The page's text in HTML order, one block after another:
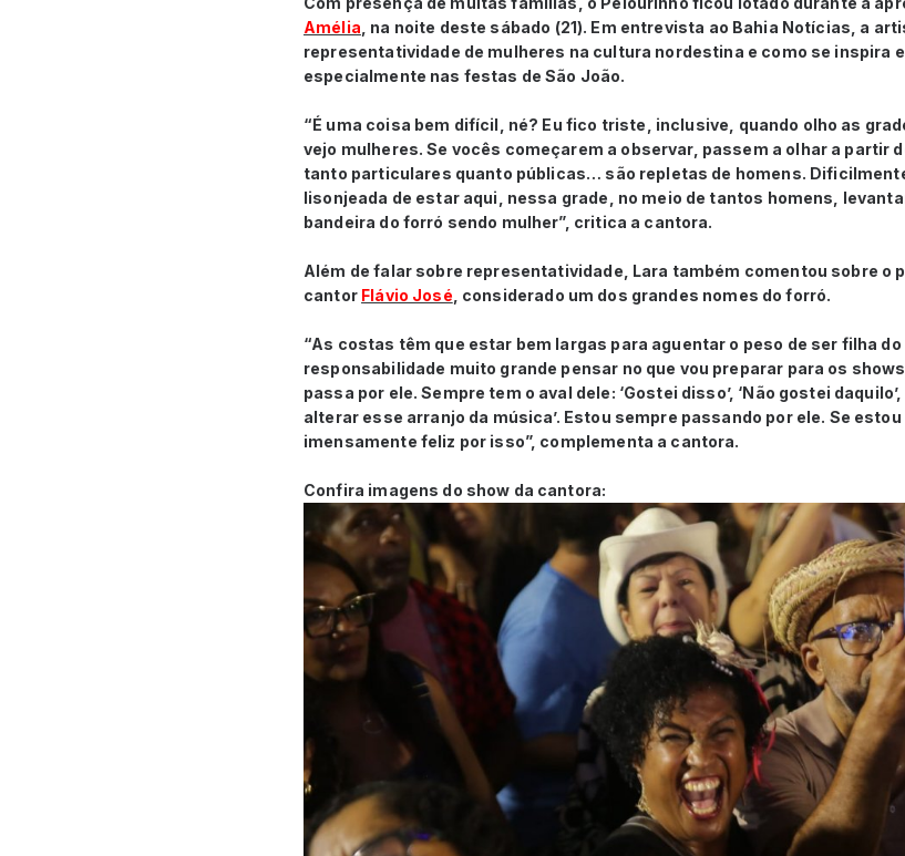
Amélia , na noite deste sábado (21). Em entrevista ao Bahia Notícias, a
representatividade de mulheres na cultura nordestina e como se inspira
especialmente nas festas de São João.
“É uma coisa bem difícil, né? Eu fico triste, inclusive, quando olho as
vejo mulheres. Se vocês começarem a observar, passem a olhar a partir
tanto particulares quanto públicas… são repletas de homens.
lisonjeada de estar aqui, nessa grade, no meio de tantos homens,
bandeira do forró sendo mulher”, critica a cantora.
Além de falar sobre representatividade, Lara também comentou sobre o
cantor Flávio José , considerado um dos grandes nomes do forró.
“As costas têm que estar bem largas para aguentar o peso de ser filha do
responsabilidade muito grande pensar no que vou preparar para os
passa por ele. Sempre tem o aval dele: ‘Gostei disso’, ‘Não gostei
alterar esse arranjo da música’. Estou sempre passando por ele. Se
imensamente feliz por isso”, complementa a cantora.
Confira imagens do show da cantora: